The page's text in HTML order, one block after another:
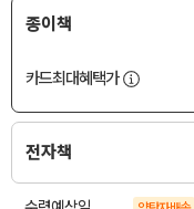
종이책
카드최대혜택가
전자책